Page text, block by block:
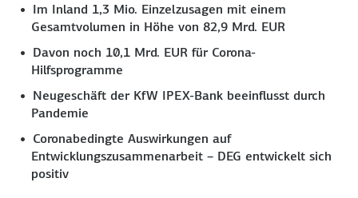
Im Inland 1,3 Mio. Einzelzusagen mit einem
Gesamtvolumen in Höhe von 82,9 Mrd. EUR
Davon noch 10,1 Mrd. EUR für Corona-
Hilfsprogramme
Neugeschäft der KfW IPEX-Bank beeinflusst durch
Pandemie
Coronabedingte Auswirkungen auf
Entwicklungszusammenarbeit – DEG entwickelt sich
positiv